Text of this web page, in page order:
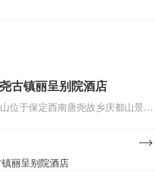
古镇丽呈别院酒店
位于保定西南唐尧故乡庆都山景区
、石家庄100公里、雄安新区90里。
...